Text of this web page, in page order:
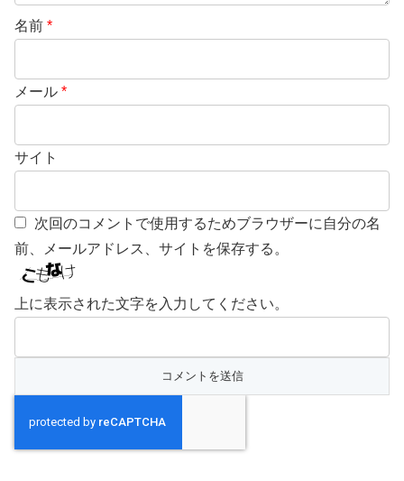
名前 *
メール *
サイト
次回のコメントで使用するためブラウザーに自分の名
前、メールアドレス、サイトを保存する。
上に表示された文字を入力してください。